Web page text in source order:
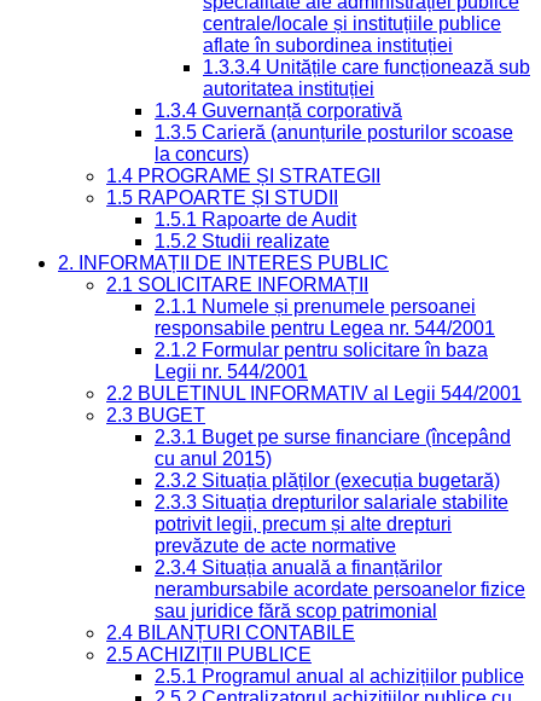
centrale/locale și instituțiile publice
aflate în subordinea instituției
1.3.3.4 Unitățile care funcționează sub
autoritatea instituției
1.3.4 Guvernanță corporativă
1.3.5 Carieră (anunțurile posturilor scoase
la concurs)
1.4 PROGRAME ȘI STRATEGII
1.5 RAPOARTE ȘI STUDII
1.5.1 Rapoarte de Audit
1.5.2 Studii realizate
2. INFORMAȚII DE INTERES PUBLIC
2.1 SOLICITARE INFORMAȚII
2.1.1 Numele și prenumele persoanei
responsabile pentru Legea nr. 544/2001
2.1.2 Formular pentru solicitare în baza
Legii nr. 544/2001
2.2 BULETINUL INFORMATIV al Legii 544/2001
2.3 BUGET
2.3.1 Buget pe surse financiare (începând
cu anul 2015)
2.3.2 Situația plăților (execuția bugetară)
2.3.3 Situația drepturilor salariale stabilite
potrivit legii, precum și alte drepturi
prevăzute de acte normative
2.3.4 Situația anuală a finanțărilor
nerambursabile acordate persoanelor fizice
sau juridice fără scop patrimonial
2.4 BILANȚURI CONTABILE
2.5 ACHIZIȚII PUBLICE
2.5.1 Programul anual al achizițiilor publice